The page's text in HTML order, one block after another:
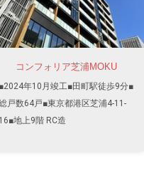
コンフォリア芝浦MOKU
■2024年10月竣工■田町駅徒歩9分■
戸数64戸■東京都港区芝浦4-11-
16■地上9階 RC造